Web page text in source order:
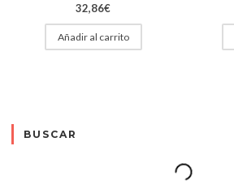
32,86€
Añadir al carrito
BUSCAR